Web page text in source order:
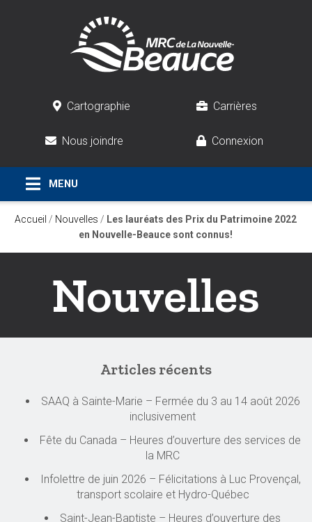
Cartographie Carrières
Nous joindre Connexion
Accueil / Nouvelles / Les lauréats des Prix du Patrimoine 2022
en Nouvelle-Beauce sont connus!
Nouvelles
Articles récents
SAAQ à Sainte-Marie – Fermée du 3 au 14 août 2026
inclusivement
Fête du Canada – Heures d’ouverture des services de
la MRC
Infolettre de juin 2026 – Félicitations à Luc Provençal,
transport scolaire et Hydro-Québec
Saint-Jean-Baptiste – Heures d’ouverture des